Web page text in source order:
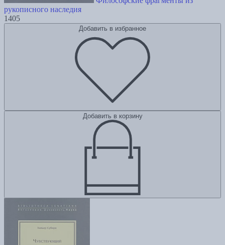
рукописного наследия
1405
Добавить в избранное
Добавить в корзину